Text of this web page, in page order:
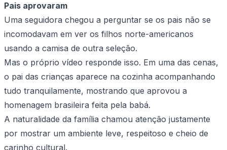
Pais aprovaram
Uma seguidora chegou a perguntar se os pais não se
incomodavam em ver os filhos norte-americanos
usando a camisa de outra seleção.
Mas o próprio vídeo responde isso. Em uma das cenas,
o pai das crianças aparece na cozinha acompanhando
tudo tranquilamente, mostrando que aprovou a
homenagem brasileira feita pela babá.
A naturalidade da família chamou atenção justamente
por mostrar um ambiente leve, respeitoso e cheio de
carinho cultural.